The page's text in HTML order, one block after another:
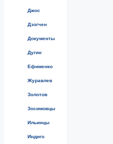
Джос
Дзогчен
Документы
Дугин
Ефименко
Журавлев
Золотов
Зосимовцы
Ильинцы
Индиго